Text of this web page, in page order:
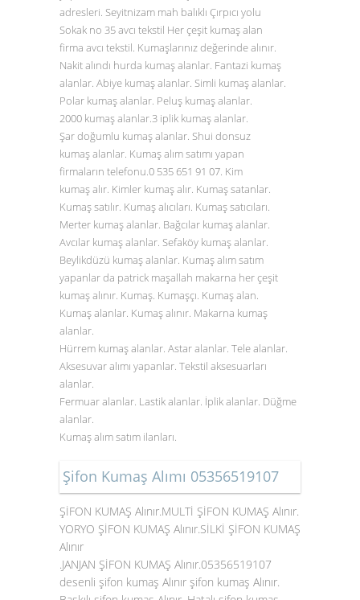
adresleri. Seyitnizam mah balıklı Çırpıcı yolu
Sokak no 35 avcı tekstil Her çeşit kumaş alan
firma avcı tekstil. Kumaşlarınız değerinde alınır.
Nakit alındı hurda kumaş alanlar. Fantazi kumaş
alanlar. Abiye kumaş alanlar. Simli kumaş alanlar.
Polar kumaş alanlar. Peluş kumaş alanlar.
2000 kumaş alanlar.3 iplik kumaş alanlar.
Şar doğumlu kumaş alanlar. Shui donsuz
kumaş alanlar. Kumaş alım satımı yapan
firmaların telefonu.0 535 651 91 07. Kim
kumaş alır. Kimler kumaş alır. Kumaş satanlar.
Kumaş satılır. Kumaş alıcıları. Kumaş satıcıları.
Merter kumaş alanlar. Bağcılar kumaş alanlar.
Avcılar kumaş alanlar. Sefaköy kumaş alanlar.
Beylikdüzü kumaş alanlar. Kumaş alım satım
yapanlar da patrick maşallah makarna her çeşit
kumaş alınır. Kumaş. Kumaşçı. Kumaş alan.
Kumaş alanlar. Kumaş alınır. Makarna kumaş
alanlar.
Hürrem kumaş alanlar. Astar alanlar. Tele alanlar.
Aksesuvar alımı yapanlar. Tekstil aksesuarları
alanlar.
Fermuar alanlar. Lastik alanlar. İplik alanlar. Düğme
alanlar.
Kumaş alım satım ilanları.
Şifon Kumaş Alımı 05356519107
ŞİFON KUMAŞ Alınır.MULTİ ŞİFON KUMAŞ Alınır.
YORYO ŞİFON KUMAŞ Alınır.SİLKİ ŞİFON KUMAŞ
Alınır
.JANJAN ŞİFON KUMAŞ Alınır.05356519107
desenli şifon kumaş Alınır şifon kumaş Alınır.